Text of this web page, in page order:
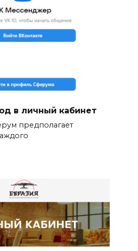
в личный кабинет
предполагает